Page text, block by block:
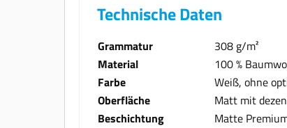
Technische Daten
Grammatur
308 g/m²
Material
100 %
Farbe
Weiß, ohne
Oberfläche
Matt mit
Beschichtung
Matte